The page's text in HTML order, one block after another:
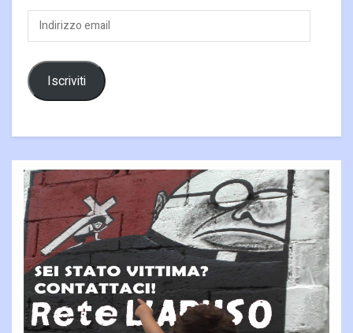
Indirizzo
email
Iscriviti